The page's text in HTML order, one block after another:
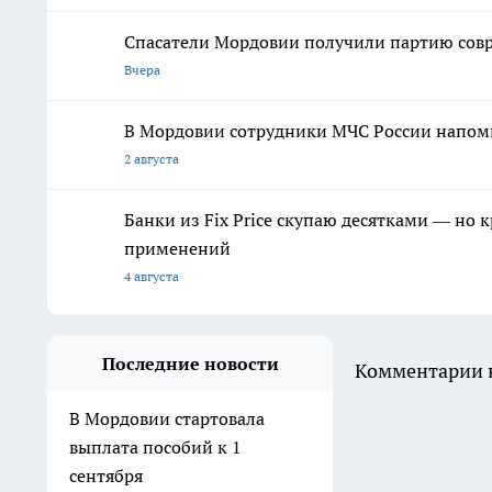
Спасатели Мордовии получили партию
Вчера
В Мордовии сотрудники МЧС России
2 августа
Банки из Fix Price скупаю десятками — но
применений
4 августа
Последние новости
В Мордовии стартовала
выплата пособий к 1
сентября
Комментарии